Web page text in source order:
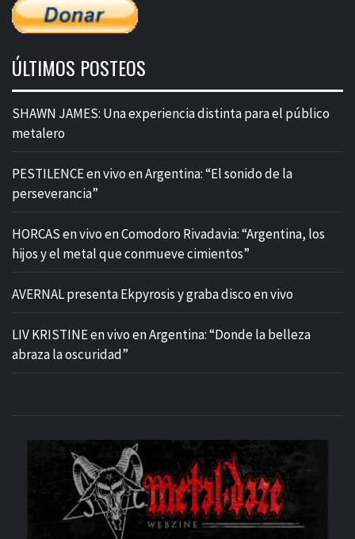
ÚLTIMOS POSTEOS
SHAWN JAMES: Una experiencia distinta para el público
metalero
PESTILENCE en vivo en Argentina: “El sonido de la
perseverancia”
HORCAS en vivo en Comodoro Rivadavia: “Argentina, los
hijos y el metal que conmueve cimientos”
AVERNAL presenta Ekpyrosis y graba disco en vivo
LIV KRISTINE en vivo en Argentina: “Donde la belleza
abraza la oscuridad”